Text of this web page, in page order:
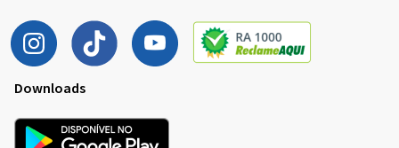
Downloads